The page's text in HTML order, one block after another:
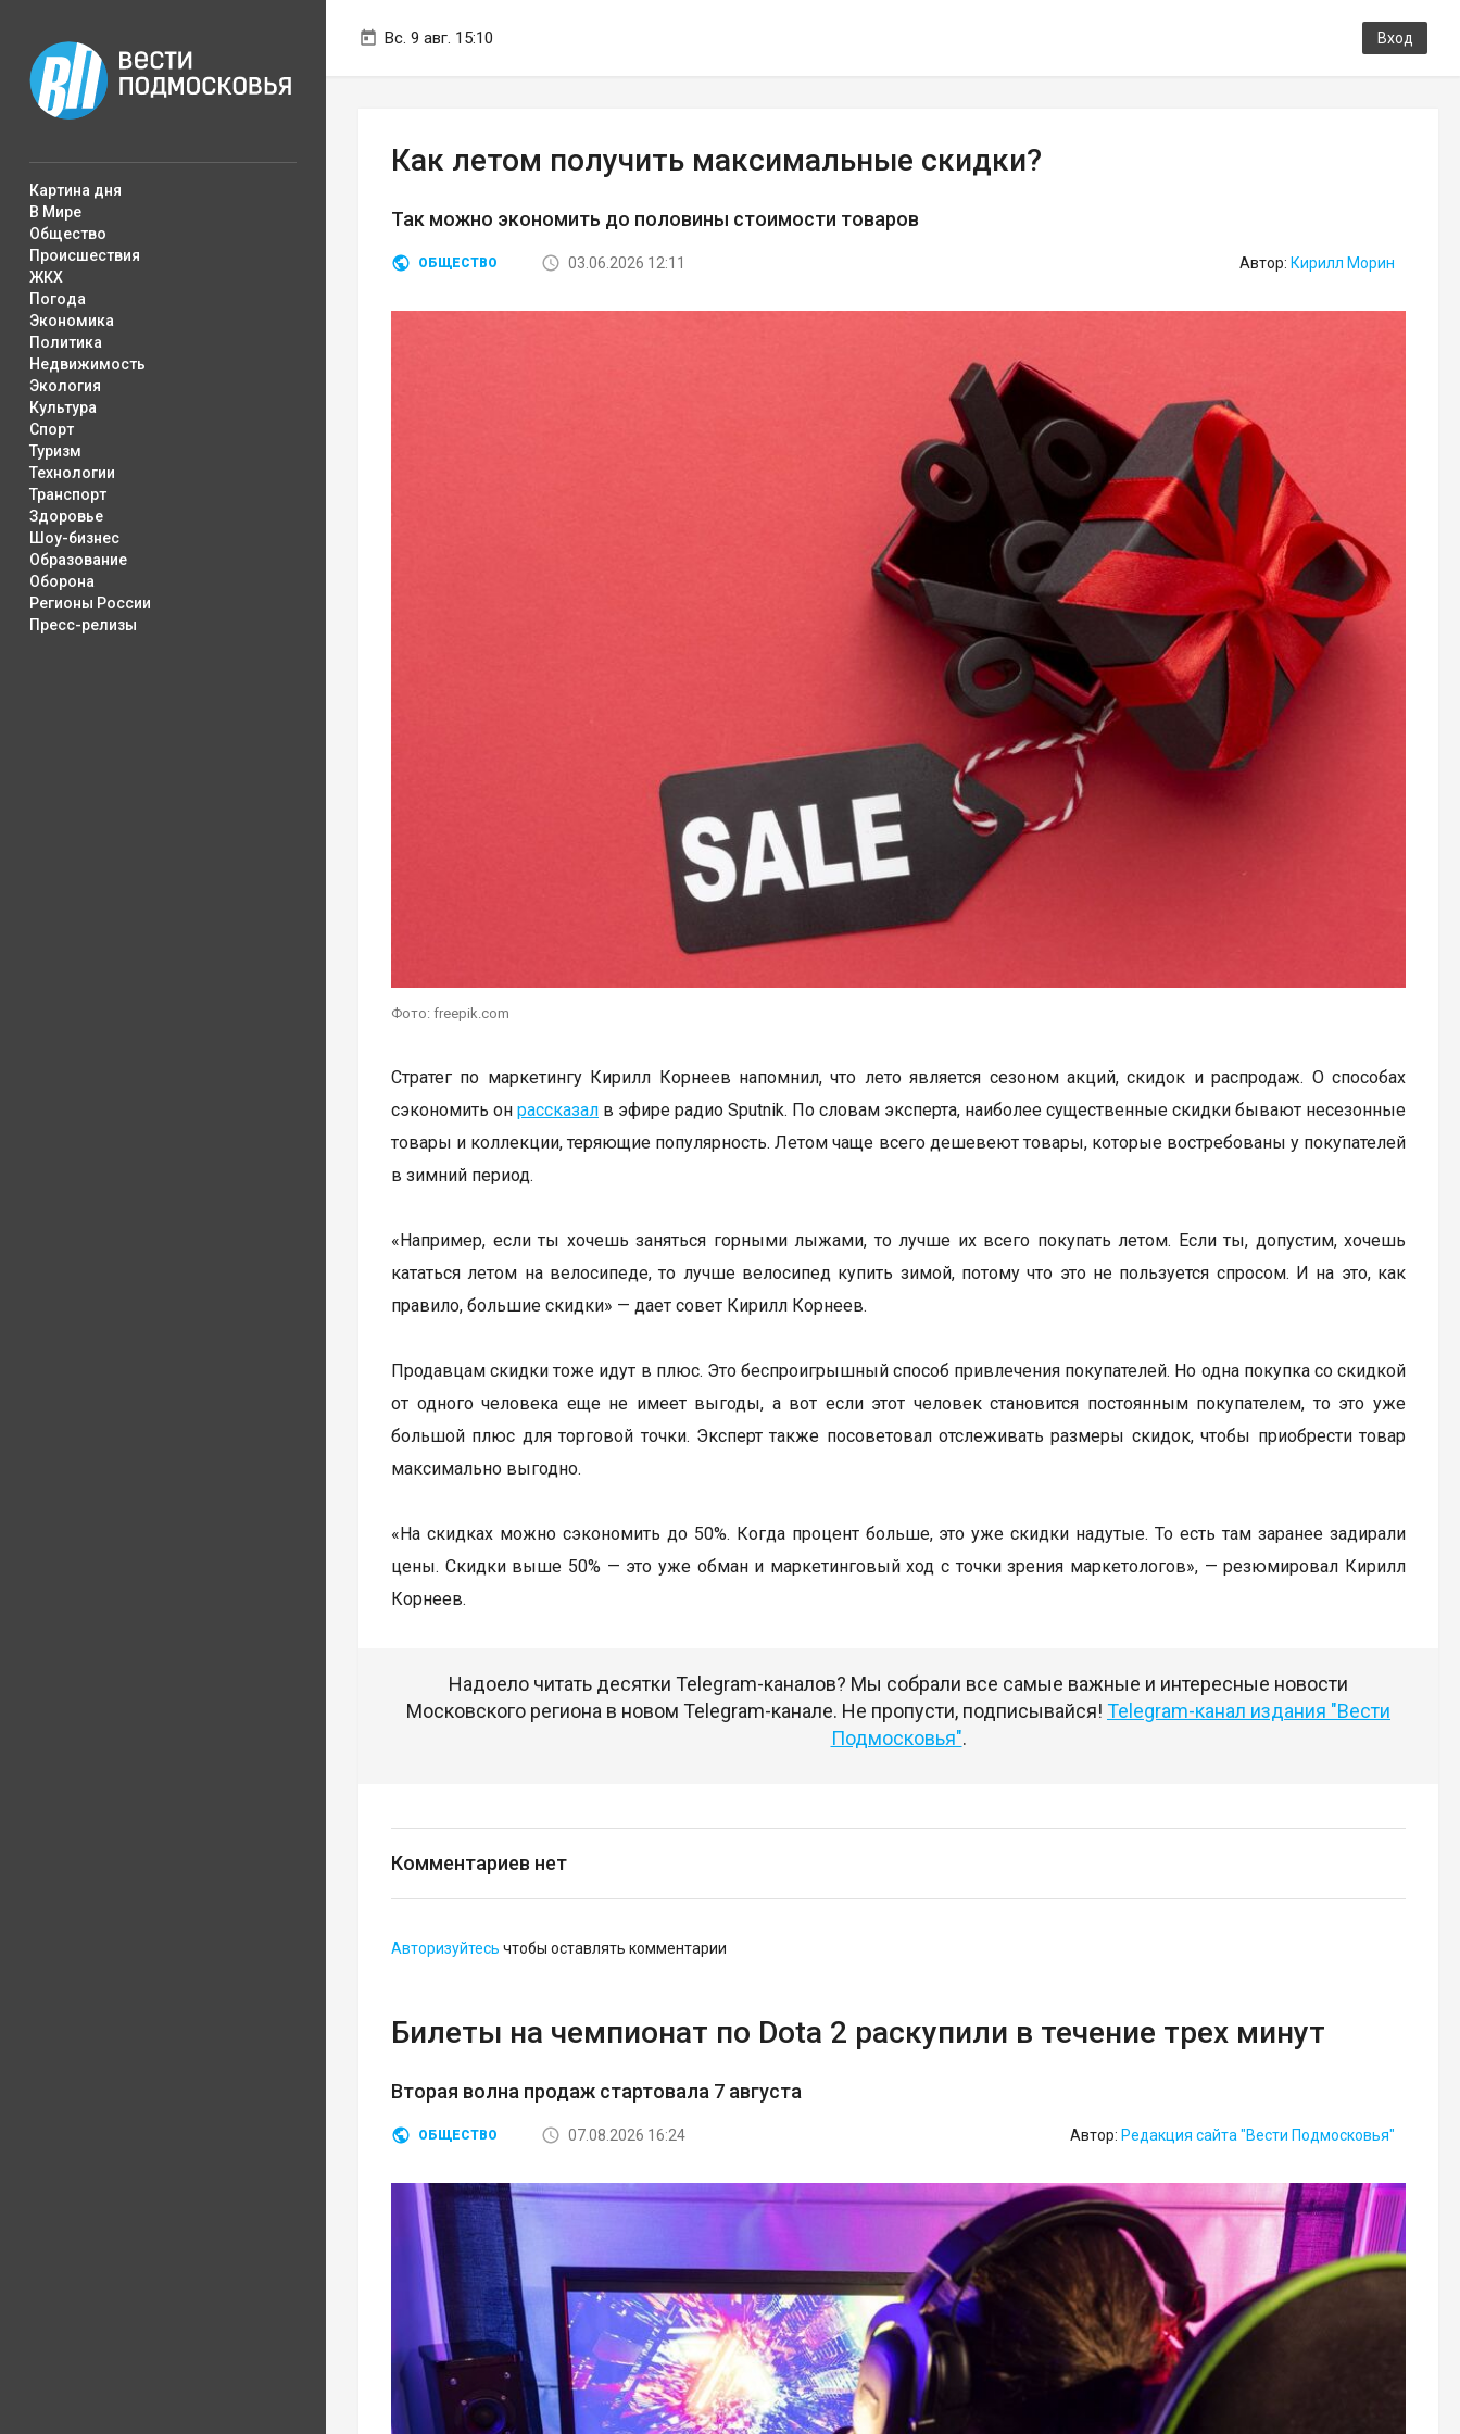
Вс. 9 авг. 15:10 Вход
Картина дня
В Мире
Общество
Происшествия
ЖКХ
Погода
Экономика
Политика
Недвижимость
Экология
Культура
Спорт
Туризм
Технологии
Транспорт
Здоровье
Шоу-бизнес
Образование
Оборона
Регионы России
Пресс-релизы
Как летом получить максимальные скидки?
Так можно экономить до половины стоимости товаров
ОБЩЕСТВО 03.06.2026 12:11 Автор: Кирилл Морин
Фото: freepik.com
Стратег по маркетингу Кирилл Корнеев напомнил, что лето является сезоном акций, скидок и распродаж. О способах
сэкономить он рассказал в эфире радио Sputnik. По словам эксперта, наиболее существенные скидки бывают несезонные
товары и коллекции, теряющие популярность. Летом чаще всего дешевеют товары, которые востребованы у покупателей
в зимний период.
«Например, если ты хочешь заняться горными лыжами, то лучше их всего покупать летом. Если ты, допустим, хочешь
кататься летом на велосипеде, то лучше велосипед купить зимой, потому что это не пользуется спросом. И на это, как
правило, большие скидки» — дает совет Кирилл Корнеев.
Продавцам скидки тоже идут в плюс. Это беспроигрышный способ привлечения покупателей. Но одна покупка со скидкой
от одного человека еще не имеет выгоды, а вот если этот человек становится постоянным покупателем, то это уже
большой плюс для торговой точки. Эксперт также посоветовал отслеживать размеры скидок, чтобы приобрести товар
максимально выгодно.
«На скидках можно сэкономить до 50%. Когда процент больше, это уже скидки надутые. То есть там заранее задирали
цены. Скидки выше 50% — это уже обман и маркетинговый ход с точки зрения маркетологов», — резюмировал Кирилл
Корнеев.
Надоело читать десятки Telegram-каналов? Мы собрали все самые важные и интересные новости
Московского региона в новом Telegram-канале. Не пропусти, подписывайся! Telegram-канал издания "Вести
Подмосковья".
Комментариев нет
Авторизуйтесь чтобы оставлять комментарии
Билеты на чемпионат по Dota 2 раскупили в течение трех минут
Вторая волна продаж стартовала 7 августа
ОБЩЕСТВО 07.08.2026 16:24 Автор: Редакция сайта "Вести Подмосковья"